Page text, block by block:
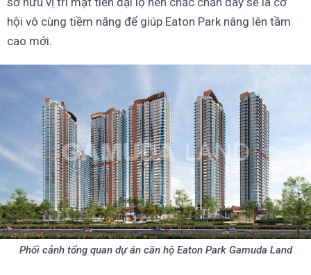
hội vô cùng tiềm năng để giúp Eaton Park nâng lên tầm
cao mới.
Phối cảnh tổng quan dự án căn hộ Eaton Park Gamuda Land